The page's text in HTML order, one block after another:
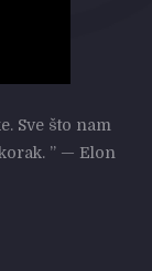
Sve što nam
” — Elon